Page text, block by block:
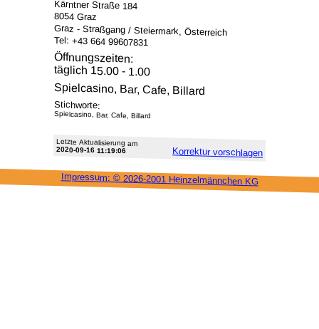
Kärntner Straße 184
8054 Graz
Graz - Straßgang / Steiermark, Österreich
Tel: +43 664 99607831
Öffnungszeiten:
täglich 15.00 - 1.00
Spielcasino, Bar, Cafe, Billard
Stichworte:
Spielcasino, Bar, Cafe, Billard
Letzte Aktu­alisie­rung am
2020-09-16 11:19:06 Korrektur vor­schlagen
Impressum: © 2026-2001 Heinzel­männchen KG